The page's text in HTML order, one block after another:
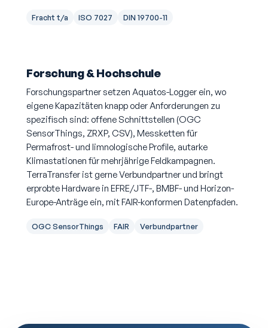
Fracht t/a ISO 7027 DIN 19700-11
Forschung & Hochschule
Forschungspartner setzen Aquatos-Logger ein, wo
eigene Kapazitäten knapp oder Anforderungen zu
spezifisch sind: offene Schnittstellen (OGC
SensorThings, ZRXP, CSV), Messketten für
Permafrost- und limnologische Profile, autarke
Klimastationen für mehrjährige Feldkampagnen.
TerraTransfer ist gerne Verbundpartner und bringt
erprobte Hardware in EFRE/JTF-, BMBF- und Horizon-
Europe-Anträge ein, mit FAIR-konformen Datenpfaden.
OGC SensorThings FAIR Verbundpartner